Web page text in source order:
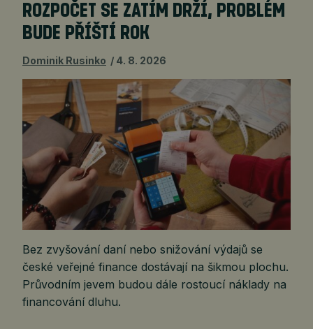
ROZPOČET SE ZATÍM DRŽÍ, PROBLÉM
BUDE PŘÍŠTÍ ROK
Dominik Rusinko 4. 8. 2026
Bez zvyšování daní nebo snižování výdajů se
české veřejné finance dostávají na šikmou plochu.
Průvodním jevem budou dále rostoucí náklady na
financování dluhu.